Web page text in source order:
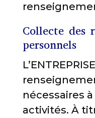
Collecte des
personnels
nécessaires
activités. À